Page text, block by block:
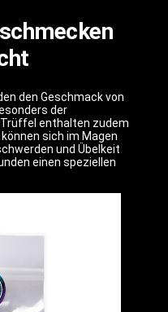
den Geschmack von
der
enthalten zudem
sich im Magen
und Übelkeit
einen speziellen